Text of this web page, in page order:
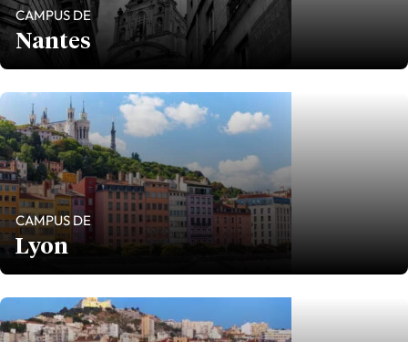
CAMPUS DE
Nantes
CAMPUS DE
Lyon